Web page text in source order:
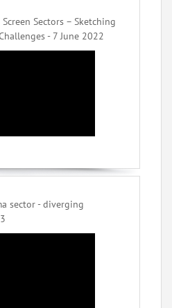
Sectors – Sketching
- 7 June 2022
sector - diverging